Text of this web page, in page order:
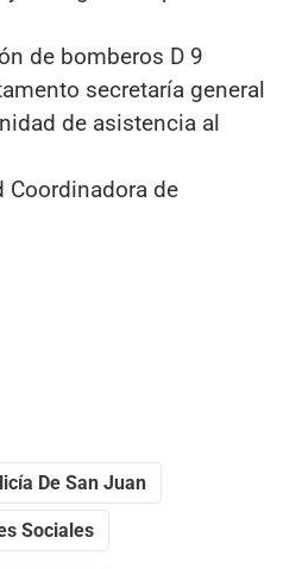
de bomberos D 9
secretaría general
de asistencia al
Coordinadora de
De San Juan
Sociales